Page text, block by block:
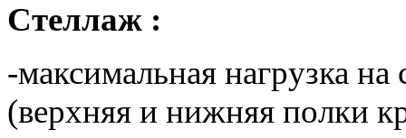
Стеллаж :
-максимальная нагрузка
(верхняя и нижняя полки